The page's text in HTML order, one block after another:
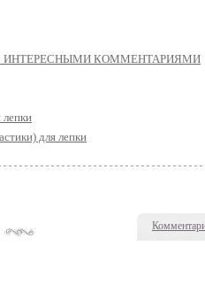
С ИНТЕРЕСНЫМИ КОММЕНТАРИЯМИ
лепки
для лепки